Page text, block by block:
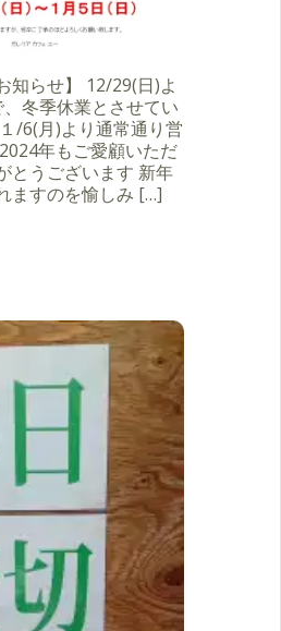
知らせ】 12/29(日)よ
冬季休業とさせてい
/6(月)より通常通り営
年もご愛顧いただ
とうございます 新年
ますのを愉しみ […]